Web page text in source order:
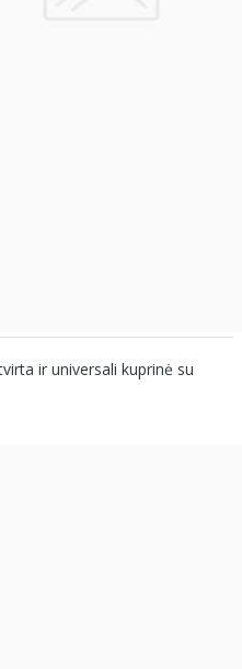
ir universali kuprinė su